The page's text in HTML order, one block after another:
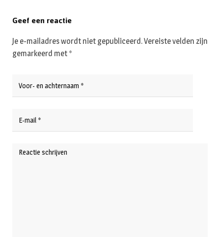
Geef een reactie
Je e-mailadres wordt niet gepubliceerd.Vereiste velden zijn
gemarkeerd met *